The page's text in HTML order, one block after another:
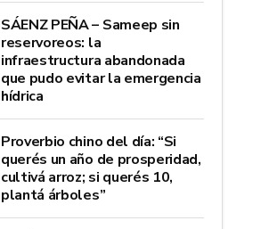
SÁENZ PEÑA – Sameep sin
reservoreos: la
infraestructura abandonada
que pudo evitar la emergencia
hídrica
Proverbio chino del día: “Si
querés un año de prosperidad,
cultivá arroz; si querés 10,
plantá árboles”